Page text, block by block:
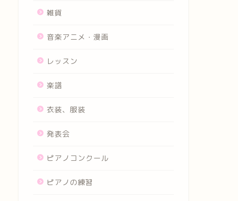
雑貨
音楽アニメ・漫画
レッスン
楽譜
衣装、服装
発表会
ピアノコンクール
ピアノの練習